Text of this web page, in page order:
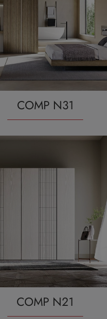
COMP N31
COMP N21